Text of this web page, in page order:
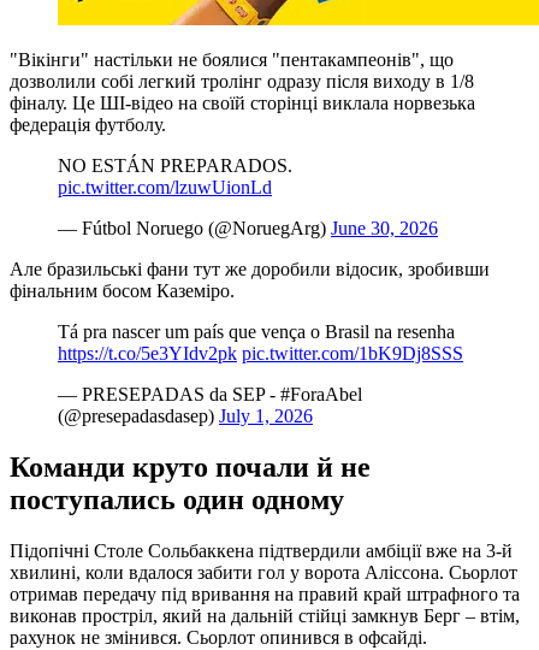
"Вікінги" настільки не боялися "пентакампеонів", що
дозволили собі легкий тролінг одразу після виходу в 1/8
фіналу. Це ШІ-відео на своїй сторінці виклала норвезька
федерація футболу.
NO ESTÁN PREPARADOS. ️
pic.twitter.com/lzuwUionLd
— Fútbol Noruego (@NoruegArg) June 30, 2026
Але бразильські фани тут же доробили відосик, зробивши
фінальним босом Каземіро.
Tá pra nascer um país que vença o Brasil na resenha
https://t.co/5e3YIdv2pk pic.twitter.com/1bK9Dj8SSS
— PRESEPADAS da SEP - #ForaAbel
(@presepadasdasep) July 1, 2026
Команди круто почали й не
поступались один одному
Підопічні Столе Сольбаккена підтвердили амбіції вже на 3-й
хвилині, коли вдалося забити гол у ворота Аліссона. Сьорлот
отримав передачу під вривання на правий край штрафного та
виконав простріл, який на дальній стійці замкнув Берг – втім,
рахунок не змінився. Сьорлот опинився в офсайді.